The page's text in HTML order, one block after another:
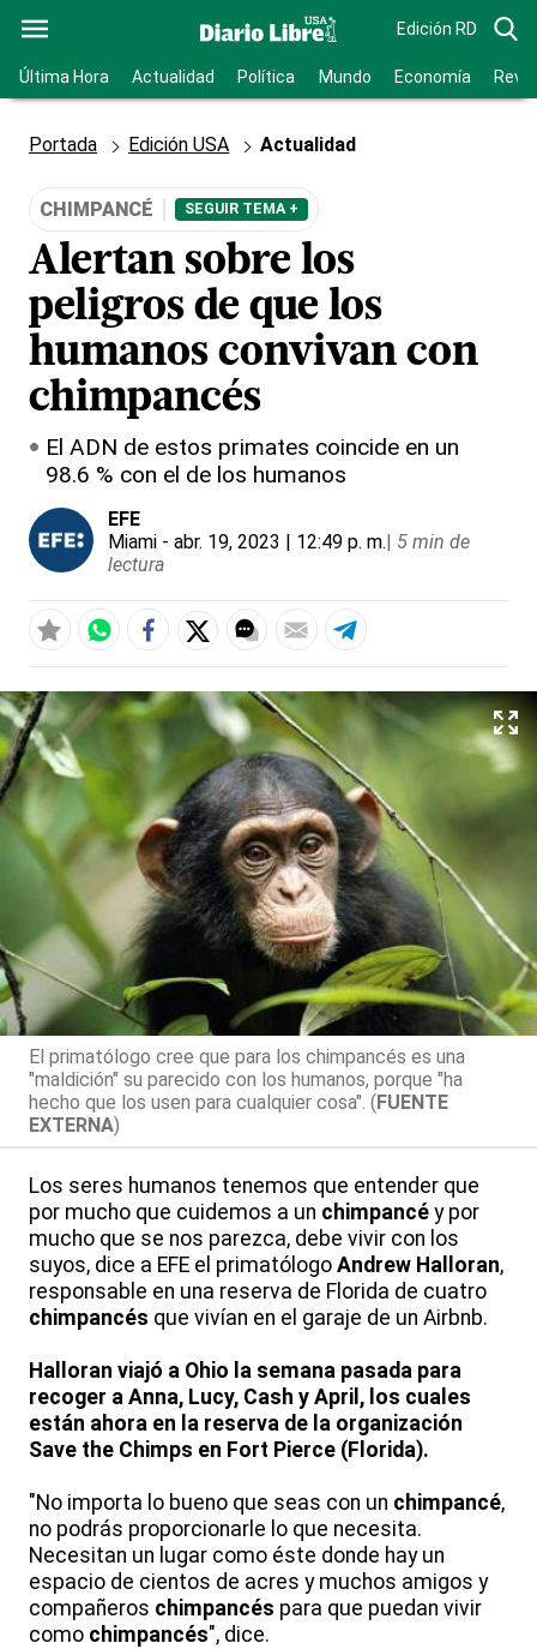
Edición RD
Última Hora Actualidad Política Mundo Economía
Portada Edición USA Actualidad
CHIMPANCÉ SEGUIR TEMA +
Alertan sobre los
peligros de que los
humanos convivan con
chimpancés
El ADN de estos primates coincide en un
98.6 % con el de los humanos
EFE
Miami - abr. 19, 2023 | 12:49 p. m.| 5 min de
lectura
El primatólogo cree que para los chimpancés es una
"maldición" su parecido con los humanos, porque "ha
hecho que los usen para cualquier cosa". (FUENTE
EXTERNA)
Los seres humanos tenemos que entender que
por mucho que cuidemos a un chimpancé y por
mucho que se nos parezca, debe vivir con los
suyos, dice a EFE el primatólogo Andrew Halloran,
responsable en una reserva de Florida de cuatro
chimpancés que vivían en el garaje de un Airbnb.
Halloran viajó a Ohio la semana pasada para
recoger a Anna, Lucy, Cash y April, los cuales
están ahora en la reserva de la organización
Save the Chimps en Fort Pierce (Florida).
"No importa lo bueno que seas con un chimpancé,
no podrás proporcionarle lo que necesita.
Necesitan un lugar como éste donde hay un
espacio de cientos de acres y muchos amigos y
compañeros chimpancés para que puedan vivir
como chimpancés", dice.